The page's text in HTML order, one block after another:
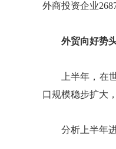
外商投资企业
外贸向好势
上半年，在世
口规模稳步扩大
分析上半年进